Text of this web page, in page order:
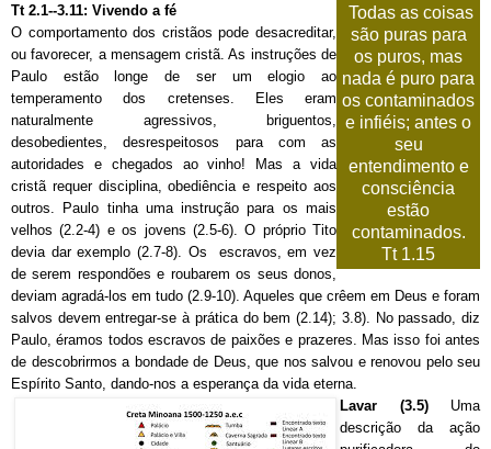
Todas as coisas
são puras para
os puros, mas
nada é puro para
os contaminados
e infiéis; antes o
seu
entendimento e
consciência
estão
contaminados.
Tt 1.15
Tt 2.1--3.11: Vivendo a fé
O comportamento dos cristãos pode desacreditar,
ou favorecer, a mensagem cristã. As instruções de
Paulo estão longe de ser um elogio ao
temperamento dos cretenses. Eles eram
naturalmente agressivos, briguentos,
desobedientes, desrespeitosos para com as
autoridades e chegados ao vinho! Mas a vida
cristã requer disciplina, obediência e respeito aos
outros. Paulo tinha uma instrução para os mais
velhos (2.2-4) e os jovens (2.5-6). O próprio Tito
devia dar exemplo (2.7-8). Os escravos, em vez
de serem respondões e roubarem os seus donos,
deviam agradá-los em tudo (2.9-10). Aqueles que crêem em Deus e foram
salvos devem entregar-se à prática do bem (2.14); 3.8). No passado, diz
Paulo, éramos todos escravos de paixões e prazeres. Mas isso foi antes
de descobrirmos a bondade de Deus, que nos salvou e renovou pelo seu
Espírito Santo, dando-nos a esperança da vida eterna.
Lavar (3.5)Uma
descrição da ação